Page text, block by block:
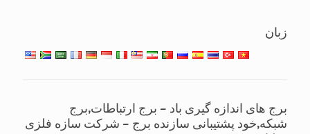
زبان
برج های اندازه گیری باد – برج ارتباطات,برج
شبکه,خود پشتیبانی سازنده برج – شرکت سازه فلزی